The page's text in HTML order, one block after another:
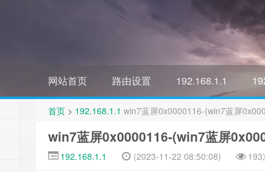
网站首页 路由设置 192.168.1.1
首页 > 192.168.1.1 win7蓝屏0x0000116-(win7蓝屏
win7蓝屏0x0000116-(win7蓝屏
192.168.1.1 (2023-11-22 08:50:08) 193